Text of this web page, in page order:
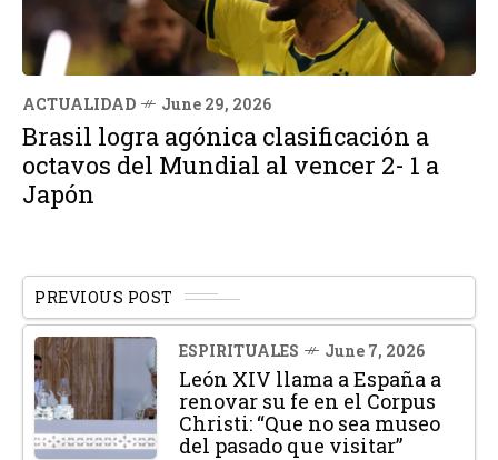
ACTUALIDAD June 29, 2026
Brasil logra agónica clasificación a
octavos del Mundial al vencer 2- 1 a
Japón
PREVIOUS POST
ESPIRITUALES June 7, 2026
León XIV llama a España a
renovar su fe en el Corpus
Christi: “Que no sea museo
del pasado que visitar”